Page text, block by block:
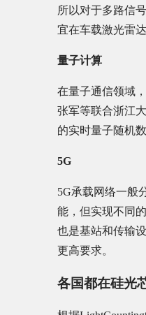
所以对于多路信
宜在车载激光雷
量子计算
在量子通信领域
张军等联合浙江
的实时量子随机数
5G
5G承载网络一般
能，但实现不同
也是基站和传输
更高要求。
各国都在硅光